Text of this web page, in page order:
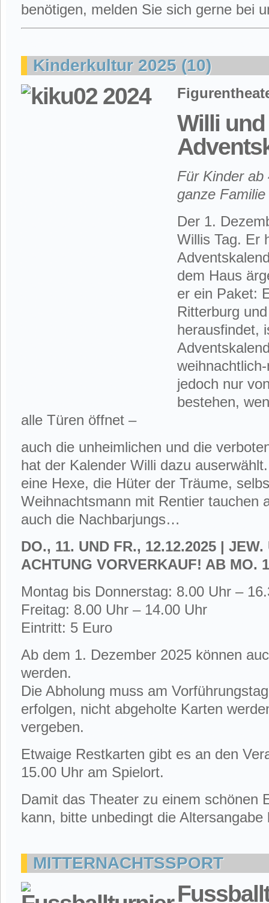
benötigen, melden Sie sich gerne bei
Kinderkultur 2025 (10)
Willi
Für Kinder ab
ganze Familie
Der 1.
Willis Tag. Er
dem Haus
er ein Paket:
Ritterburg
herausfindet,
jedoch nur
bestehen,
alle Türen öffnet –
auch die unheimlichen und die
hat der Kalender Willi dazu
eine Hexe, die Hüter der Träume,
Weihnachtsmann mit Rentier tauchen
auch die Nachbarjungs…
DO., 11. UND FR., 12.12.2025 | JEW.
ACHTUNG VORVERKAUF! AB MO.
Montag bis Donnerstag: 8.00 Uhr –
Freitag: 8.00 Uhr – 14.00 Uhr
Eintritt: 5 Euro
Ab dem 1. Dezember 2025 können
werden.
Die Abholung muss am
erfolgen, nicht abgeholte Karten
vergeben.
Etwaige Restkarten gibt es an den
15.00 Uhr am Spielort.
Damit das Theater zu einem schönen
kann, bitte unbedingt die Altersangabe
MITTERNACHTSSPORT